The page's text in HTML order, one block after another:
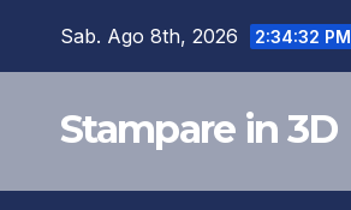
Sab. Ago 8th, 2026 2:34:33 PM
Stampare in 3D